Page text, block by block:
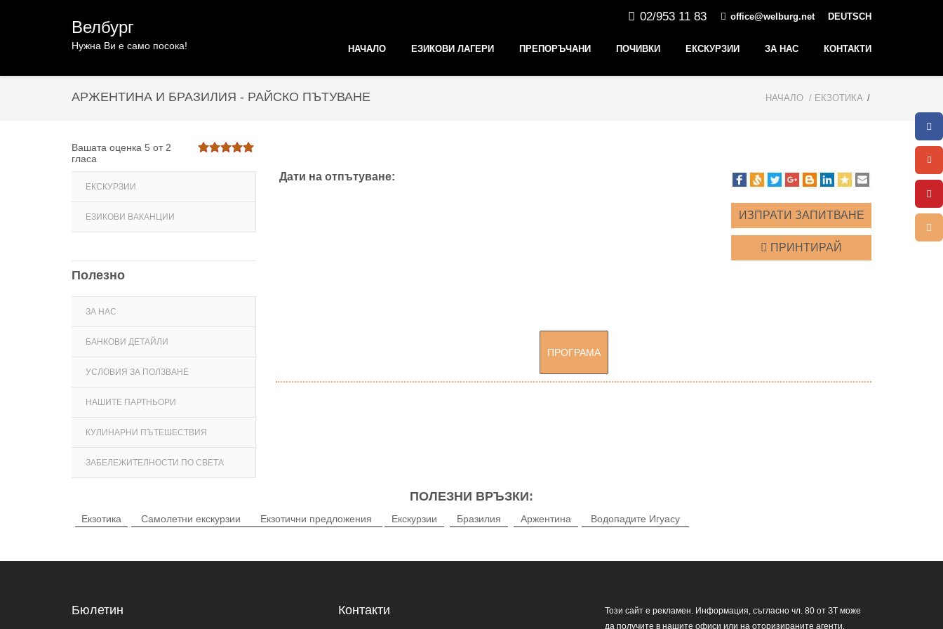
02/953 11 83 office@welburg.net DEUTSCH
Велбург
Нужна Ви е само посока! НАЧАЛО ЕЗИКОВИ ЛАГЕРИ ПРЕПОРЪЧАНИ ПОЧИВКИ ЕКСКУРЗИИ ЗА НАС КОНТАКТИ
АРЖЕНТИНА И БРАЗИЛИЯ - РАЙСКО ПЪТУВАНЕ НАЧАЛО / ЕКЗОТИКА /
Вашата оценка 5 от 2
гласа
ЕКСКУРЗИИ
ЕЗИКОВИ ВАКАНЦИИ
Полезно
ЗА НАС
БАНКОВИ ДЕТАЙЛИ
УСЛОВИЯ ЗА ПОЛЗВАНЕ
НАШИТЕ ПАРТНЬОРИ
КУЛИНАРНИ ПЪТЕШЕСТВИЯ
ЗАБЕЛЕЖИТЕЛНОСТИ ПО СВЕТА
Дати на отпътуване:
ИЗПРАТИ ЗАПИТВАНЕ
ПРИНТИРАЙ
ПРОГРАМА
ПОЛЕЗНИ ВРЪЗКИ:
Екзотика Самолетни екскурзии Екзотични предложения Екскурзии Бразилия Аржентина Водопадите Игуасу
Бюлетин Контакти
Този сайт е рекламен. Информация, съгласно чл. 80 от ЗТ може
да получите в нашите офиси или на оторизираните агенти.